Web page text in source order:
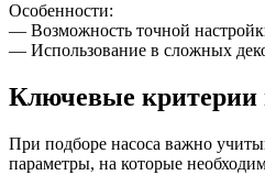
Особенности:
— Возможность точной
— Использование в сложных
Ключевые критерии
При подборе насоса важно
параметры, на которые